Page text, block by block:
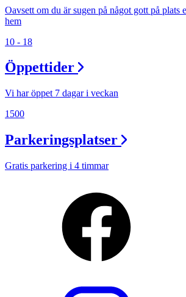
Parkering
Oavsett om du är sugen på något gott på plats
hem
10 - 18
Öppettider
Vi har öppet 7 dagar i veckan
1500
Parkeringsplatser
Gratis parkering i 4 timmar